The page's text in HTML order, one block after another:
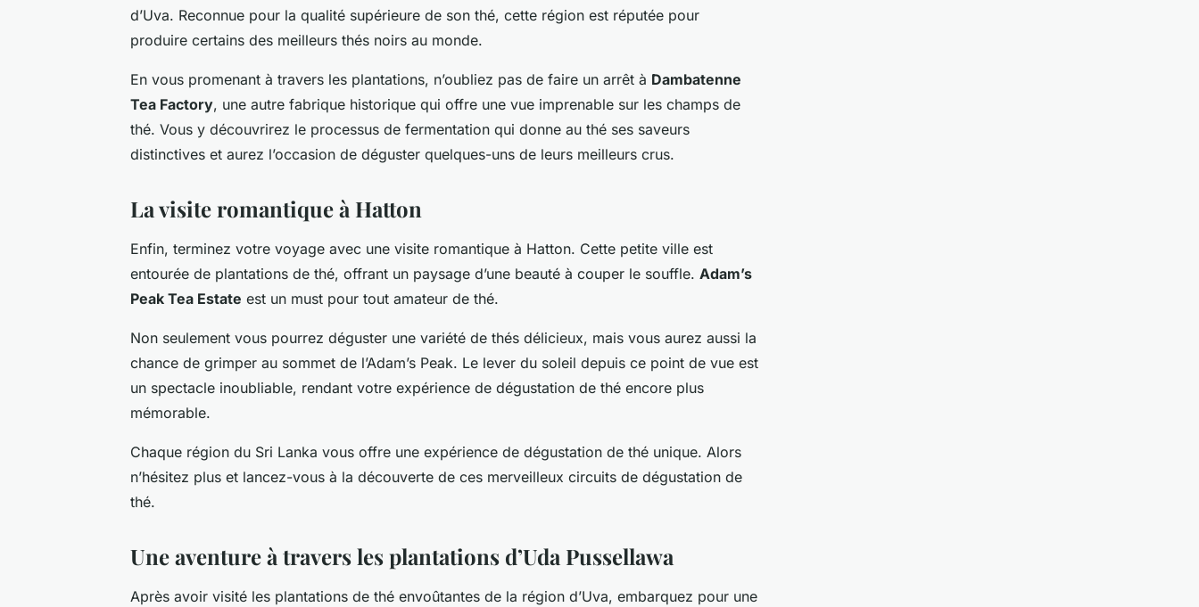
d’Uva. Reconnue pour la qualité supérieure de son thé, cette région est réputée pour
produire certains des meilleurs thés noirs au monde.
En vous promenant à travers les plantations, n’oubliez pas de faire un arrêt à Dambatenne
Tea Factory, une autre fabrique historique qui offre une vue imprenable sur les champs de
thé. Vous y découvrirez le processus de fermentation qui donne au thé ses saveurs
distinctives et aurez l’occasion de déguster quelques-uns de leurs meilleurs crus.
La visite romantique à Hatton
Enfin, terminez votre voyage avec une visite romantique à Hatton. Cette petite ville est
entourée de plantations de thé, offrant un paysage d’une beauté à couper le souffle. Adam’s
Peak Tea Estate est un must pour tout amateur de thé.
Non seulement vous pourrez déguster une variété de thés délicieux, mais vous aurez aussi la
chance de grimper au sommet de l’Adam’s Peak. Le lever du soleil depuis ce point de vue est
un spectacle inoubliable, rendant votre expérience de dégustation de thé encore plus
mémorable.
Chaque région du Sri Lanka vous offre une expérience de dégustation de thé unique. Alors
n’hésitez plus et lancez-vous à la découverte de ces merveilleux circuits de dégustation de
thé.
Une aventure à travers les plantations d’Uda Pussellawa
Après avoir visité les plantations de thé envoûtantes de la région d’Uva, embarquez pour une